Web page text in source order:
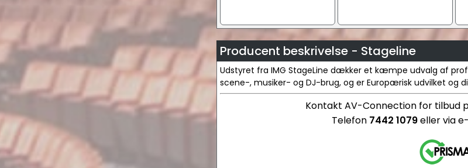
Producent beskrivelse - Stageline
Udstyret fra IMG StageLine dækker et kæmpe udvalg af
scene-, musiker- og DJ-brug, og er Europærisk udvilket og
Kontakt AV-Connection for tilbud
Telefon 7442 1079eller via